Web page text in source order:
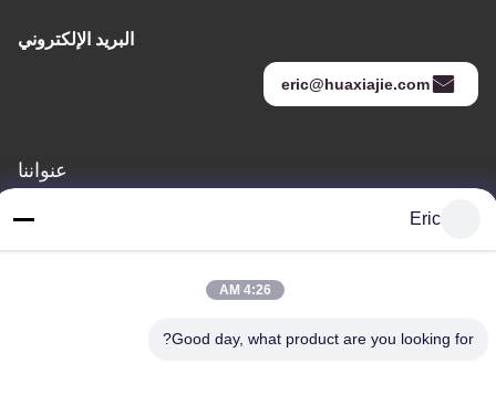
البريد الإلكتروني
eric@huaxiajie.com
عنواننا
Eric
4:26 AM
Good day, what product are you looking for?